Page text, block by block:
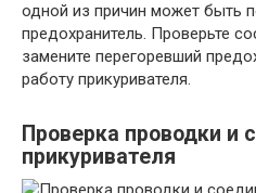
одной из причин может быть
предохранитель. Проверьте
замените перегоревший
работу прикуривателя.
Проверка проводки и
прикуривателя